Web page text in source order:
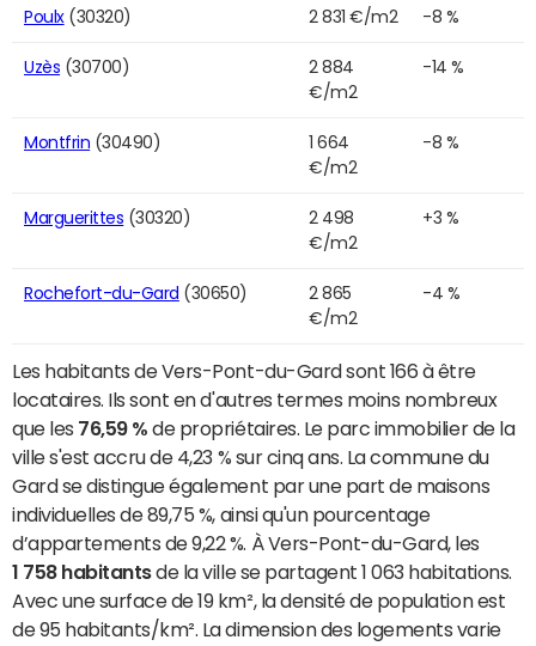
Poulx(30320) 2 831 €/m2 -8 %
Uzès (30700)
2 884
€/m2
-14 %
Montfrin (30490)
1 664
€/m2
-8 %
Marguerittes (30320)
2 498
€/m2
+3 %
Rochefort-du-Gard (30650)
2 865
€/m2
-4 %
Les habitants de Vers-Pont-du-Gard sont 166 à être
locataires. Ils sont en d'autres termes moins nombreux
que les 76,59 % de propriétaires. Le parc immobilier de la
ville s'est accru de 4,23 % sur cinq ans. La commune du
Gard se distingue également par une part de maisons
individuelles de 89,75 %, ainsi qu'un pourcentage
d’appartements de 9,22 %. À Vers-Pont-du-Gard, les
1 758 habitantsde la ville se partagent 1 063 habitations.
Avec une surface de 19 km², la densité de population est
de 95 habitants/km². La dimension des logements varie